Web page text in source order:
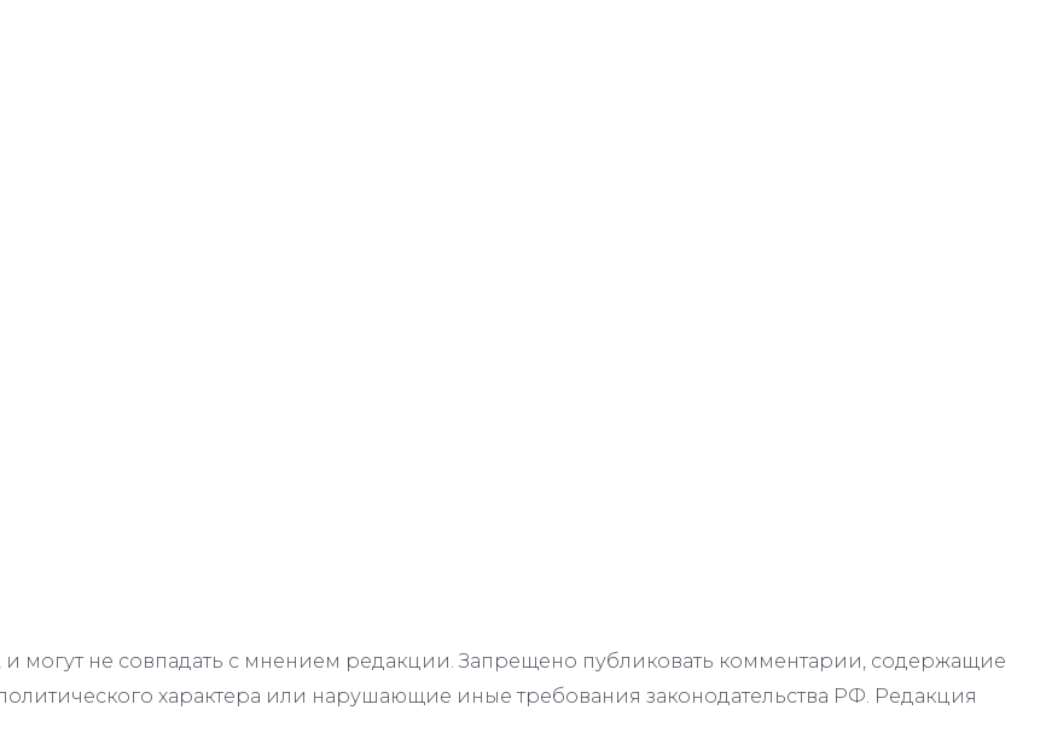
могут не совпадать с мнением редакции. Запрещено публиковать комментарии, содержащие
характера или нарушающие иные требования законодательства РФ. Редакция